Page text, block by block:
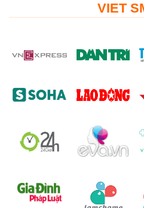
VIET